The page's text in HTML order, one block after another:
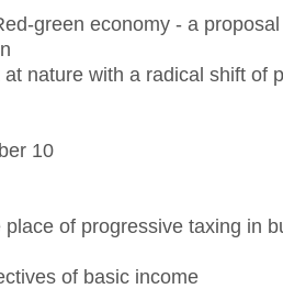
green economy - a
nature with a radical shift of
10
of progressive taxing in
of basic income